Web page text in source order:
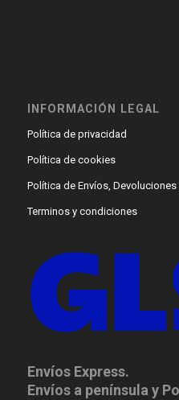
INFORMACIÓN LEGAL
Política de privacidad
Política de cookies
Política de Envíos,
Terminos y condiciones
Envíos Express.
Envíos a península y